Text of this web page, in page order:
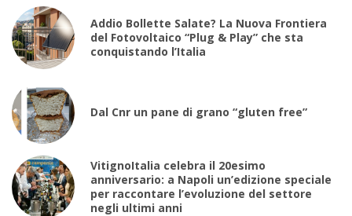
Addio Bollette Salate? La Nuova Frontiera
del Fotovoltaico “Plug & Play” che sta
conquistando l’Italia
Dal Cnr un pane di grano “gluten free”
VitignoItalia celebra il 20esimo
anniversario: a Napoli un’edizione speciale
per raccontare l’evoluzione del settore
negli ultimi anni